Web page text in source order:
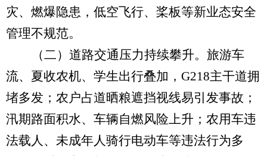
灾、燃爆隐患，低空飞行、桨板等新业态安全
管理不规范。
（二）道路交通压力持续攀升。 旅游车
流、夏收农机、学生出行叠加， G218主干道拥
堵多发；农户占道晒粮遮挡视线易引发事故；
汛期路面积水、车辆自燃风险上升；农用车违
法载人、未成年人骑行电动车等违法行为多